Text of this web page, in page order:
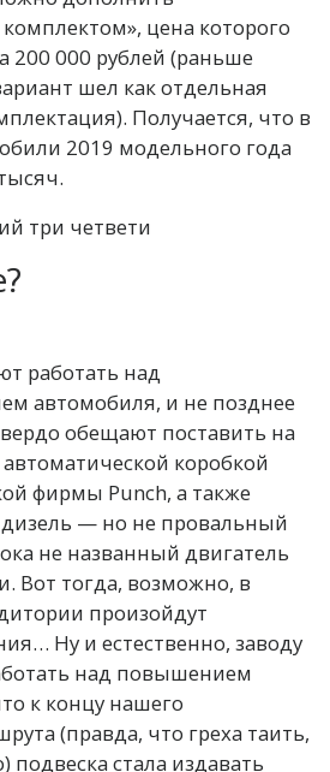
цена которого
200 000 рублей (раньше
шел как отдельная
Получается, что в
2019 модельного года
работать над
автомобиля, и не позднее
обещают поставить на
коробкой
фирмы Punch, а также
дизель — но не провальный
не названный двигатель
Вот тогда, возможно, в
произойдут
Ну и естественно, заводу
над повышением
к концу нашего
(правда, что греха таить,
подвеска стала издавать